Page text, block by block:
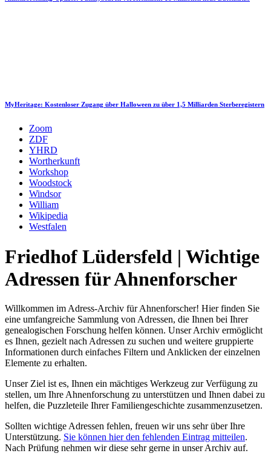
MyHeritage: Kostenloser Zugang über Halloween zu über 1,5 Milliarden Sterberegistern
Zoom
ZDF
YHRD
Wortherkunft
Workshop
Woodstock
Windsor
William
Wikipedia
Westfalen
Friedhof Lüdersfeld | Wichtige
Adressen für Ahnenforscher
Willkommen im Adress-Archiv für Ahnenforscher! Hier finden Sie
eine umfangreiche Sammlung von Adressen, die Ihnen bei Ihrer
genealogischen Forschung helfen können. Unser Archiv ermöglicht
es Ihnen, gezielt nach Adressen zu suchen und weitere gruppierte
Informationen durch einfaches Filtern und Anklicken der einzelnen
Elemente zu erhalten.
Unser Ziel ist es, Ihnen ein mächtiges Werkzeug zur Verfügung zu
stellen, um Ihre Ahnenforschung zu unterstützen und Ihnen dabei zu
helfen, die Puzzleteile Ihrer Familiengeschichte zusammenzusetzen.
Sollten wichtige Adressen fehlen, freuen wir uns sehr über Ihre
Unterstützung. Sie können hier den fehlenden Eintrag mitteilen.
Nach Prüfung nehmen wir diese sehr gerne in unser Archiv auf.